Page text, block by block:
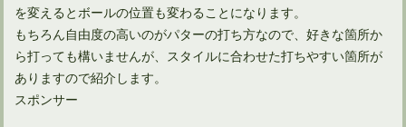
を変えるとボールの位置も変わることになります。
もちろん自由度の高いのがパターの打ち方なので、好きな箇所か
ら打っても構いませんが、スタイルに合わせた打ちやすい箇所が
ありますので紹介します。
スポンサー